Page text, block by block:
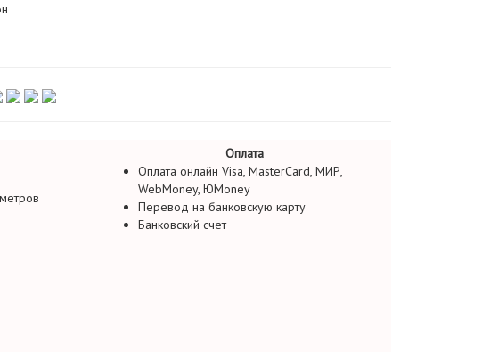
Оплата
Оплата онлайн Visa, MasterCard, МИР,
WebMoney, ЮMoney
Перевод на банковскую карту
Банковский счет